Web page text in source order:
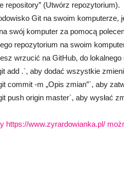
repository” (Utwórz repozytorium).
Git na swoim komputerze,
swój komputer za pomocą
repozytorium na swoim
wrzucić na GitHub, do lokalnego
add .`, aby dodać wszystkie
commit -m „Opis zmian”`, aby
push origin master`, aby wysłać
https://www.zyrardowianka.pl/